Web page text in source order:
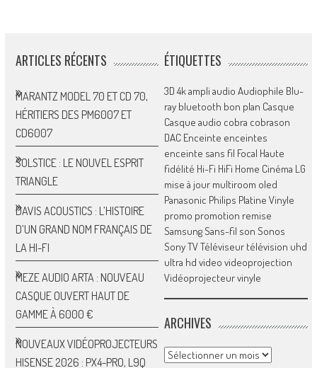
ARTICLES RÉCENTS
MARANTZ MODEL 70 ET CD 70,
HÉRITIERS DES PM6007 ET
CD6007
SOLSTICE : LE NOUVEL ESPRIT
TRIANGLE
DAVIS ACOUSTICS : L’HISTOIRE
D’UN GRAND NOM FRANÇAIS DE
LA HI-FI
MEZE AUDIO ARTA : NOUVEAU
CASQUE OUVERT HAUT DE
GAMME À 6000 €
NOUVEAUX VIDÉOPROJECTEURS
HISENSE 2026 : PX4-PRO, L9Q
ÉTIQUETTES
3D 4kampli audio Audiophile Blu-
ray bluetooth bon plan Casque
Casque audio cobra cobrason
DAC Enceinte enceintes
enceinte sans fil Focal Haute
fidélité Hi-Fi HiFi Home Cinéma LG
mise à jour multiroom oled
Panasonic Philips Platine Vinyle
promo promotion remise
SamsungSans-fil son Sonos
SonyTVTéléviseur télévision uhd
ultra hd video videoprojection
Vidéoprojecteurvinyle
ARCHIVES
Archives